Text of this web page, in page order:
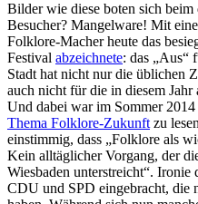
Bilder wie diese boten sich
Besucher? Mangelware! Mit
Folklore-Macher heute das
Festival abzeichnete: das „Aus“
Stadt hat nicht nur die üblichen
auch nicht für die in diesem
Und dabei war im Sommer
Thema Folklore-Zukunft zu
einstimmig, dass „Folklore als
Kein alltäglicher Vorgang, der
Wiesbaden unterstreicht“. Ironie
CDU und SPD eingebracht, die